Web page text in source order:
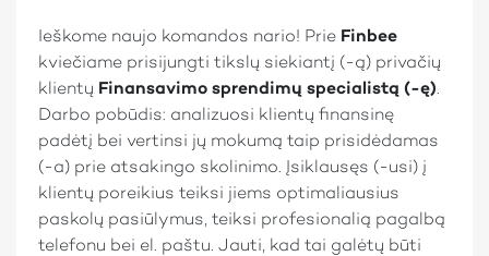
Ieškome naujo komandos nario! Prie Finbee
kviečiame prisijungti tikslų siekiantį (-ą) privačių
klientų Finansavimo sprendimų specialistą (-ę).
Darbo pobūdis: analizuosi klientų finansinę
padėtį bei vertinsi jų mokumą taip prisidėdamas
(-a) prie atsakingo skolinimo. Įsiklausęs (-usi) į
klientų poreikius teiksi jiems optimaliausius
paskolų pasiūlymus, teiksi profesionalią pagalbą
telefonu bei el. paštu. Jauti, kad tai galėtų būti